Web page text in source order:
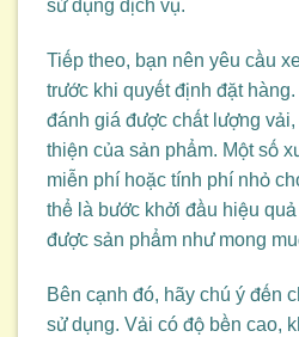
sử dụng dịch vụ.
Tiếp theo, bạn nên yêu cầu
trước khi quyết định đặt
đánh giá được chất lượng
thiện của sản phẩm. Một số
miễn phí hoặc tính phí nhỏ
thể là bước khởi đầu hiệu
được sản phẩm như mong
Bên cạnh đó, hãy chú ý đến
sử dụng. Vải có độ bền cao,